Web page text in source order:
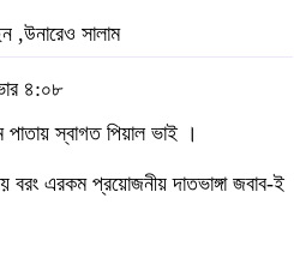
,উনারেও সালাম
৪:০৮
স্বাগত পিয়াল ভাই ।
বরং এরকম প্রয়োজনীয় দাতভাঙ্গা জবাব-ই